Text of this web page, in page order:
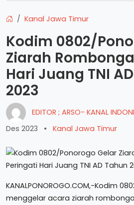
Kanal Jawa Timur
Kodim 0802/
Ziarah
Hari Juang TNI
2023
EDITOR ; ARSO- KANAL
Des 2023
• Kanal Jawa Timur
KANALPONOROGO.COM,-Kodim
menggelar acara ziarah